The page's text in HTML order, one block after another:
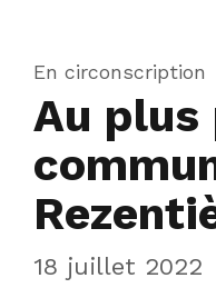
En circonscription
Au plus
18 juillet 2022